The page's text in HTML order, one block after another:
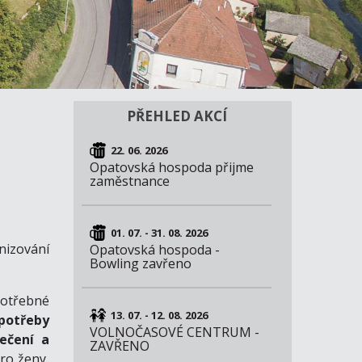
a
PŘEHLED AKCÍ
22. 06. 2026
Opatovská hospoda přijme
zaměstnance
01. 07. - 31. 08. 2026
Opatovská hospoda -
Bowling zavřeno
13. 07. - 12. 08. 2026
VOLNOČASOVÉ CENTRUM -
ZAVŘENO